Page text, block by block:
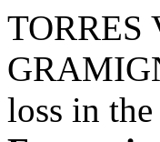
TORRES
loss in